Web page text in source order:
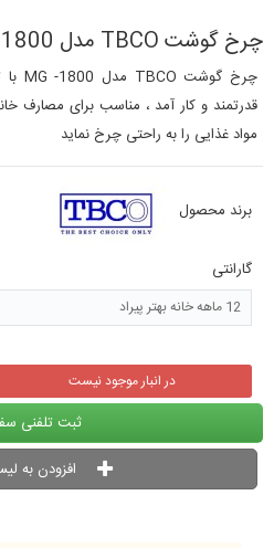
چرخ گوشت TBCO مدل MG 1800
قدرتمند و کار آمد ، مناسب برای مصارف
مواد غذایی را به راحتی چرخ نماید
برند محصول
گارانتی
12 ماهه خانه بهتر پیراد
در انبار موجود نیست
ثبت تلفنی
افزودن به